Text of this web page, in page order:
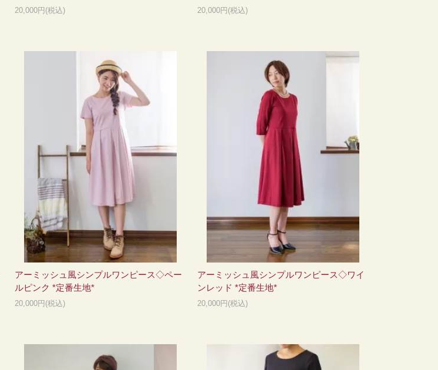
20,000円(税込) 20,000円(税込)
アーミッシュ風シンプルワンピース◇ペー
ルピンク *定番生地*
20,000円(税込)
アーミッシュ風シンプルワンピース◇ワイ
ンレッド *定番生地*
20,000円(税込)